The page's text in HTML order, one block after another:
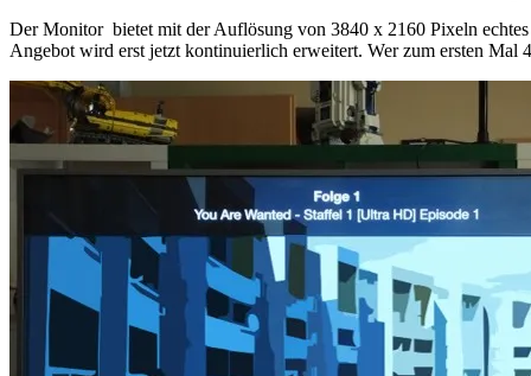
Der Monitor bietet mit der Auflösung von 3840 x 2160 Pixeln
Angebot wird erst jetzt kontinuierlich erweitert. Wer zum ersten